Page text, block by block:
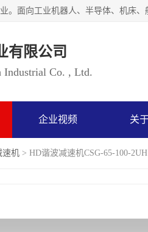
有限公司
Industrial Co. , Ltd.
企业视频 关
速机 > HD谐波减速机CSG-65-100-